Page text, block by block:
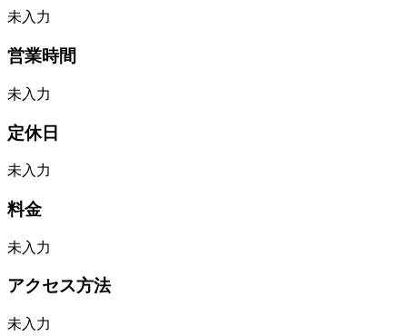
未入力
営業時間
未入力
定休日
未入力
料金
未入力
アクセス方法
未入力